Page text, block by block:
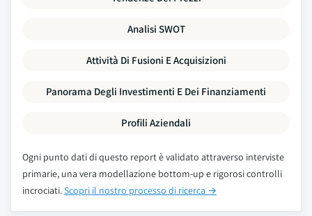
Analisi SWOT
Attività Di Fusioni E Acquisizioni
Panorama Degli Investimenti E Dei Finanziamenti
Profili Aziendali
Ogni punto dati di questo report è validato attraverso interviste
primarie, una vera modellazione bottom-up e rigorosi controlli
incrociati.Scopri il nostro processo di ricerca →